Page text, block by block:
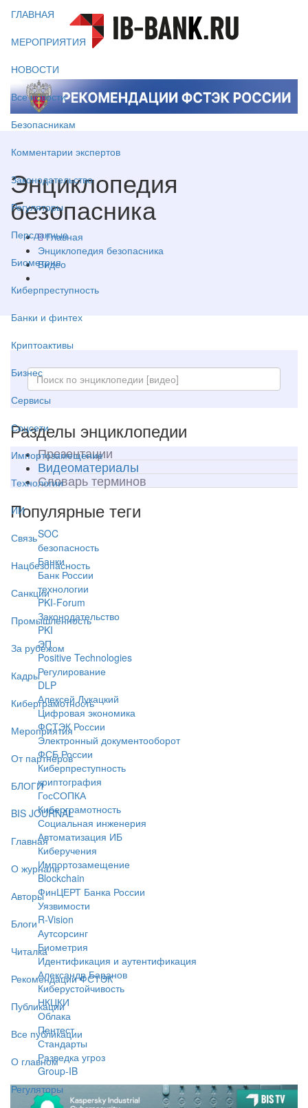
ГЛАВНАЯ
МЕРОПРИЯТИЯ
НОВОСТИ
Все новости
Безопасникам
Комментарии экспертов
Законодательство
Регуляторы
Персданные
Биометрия
Киберпреступность
Банки и финтех
Криптоактивы
Бизнес
Сервисы
Соцсети
Импортозамещение
Технологии
ИИ
Связь
Нацбезопасность
Санкции
Промышленность
За рубежом
Кадры
Киберграмотность
Мероприятия
От партнёров
БЛОГИ
BIS JOURNAL
Главная
О журнале
Авторы
Блоги
Читалка
Рекомендации ФСТЭК
Публикации
Все публикации
О главном
Регуляторы
Энциклопедия
безопасника
Главная
Энциклопедия безопасника
Видео
Разделы энциклопедии
Презентации
Видеоматериалы
Словарь терминов
Популярные теги
SOC
безопасность
Банки
Банк России
технологии
PKI-Forum
Законодательство
PKI
ЭП
Positive Technologies
Регулирование
DLP
Алексей Лукацкий
Цифровая экономика
ФСТЭК России
Электронный документооборот
ФСБ России
Киберпреступность
криптография
ГосСОПКА
Киберграмотность
Социальная инженерия
Автоматизация ИБ
Киберучения
Импортозамещение
Blockchain
ФинЦЕРТ Банка России
Уязвимости
R-Vision
Аутсорсинг
Биометрия
Идентификация и аутентификация
Александр Баранов
Киберустойчивость
НКЦКИ
Облака
Пентест
Стандарты
Разведка угроз
Group-IB